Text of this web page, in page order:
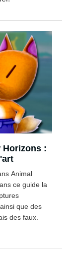
Horizons :
Animal
ce guide la
que des
des faux.